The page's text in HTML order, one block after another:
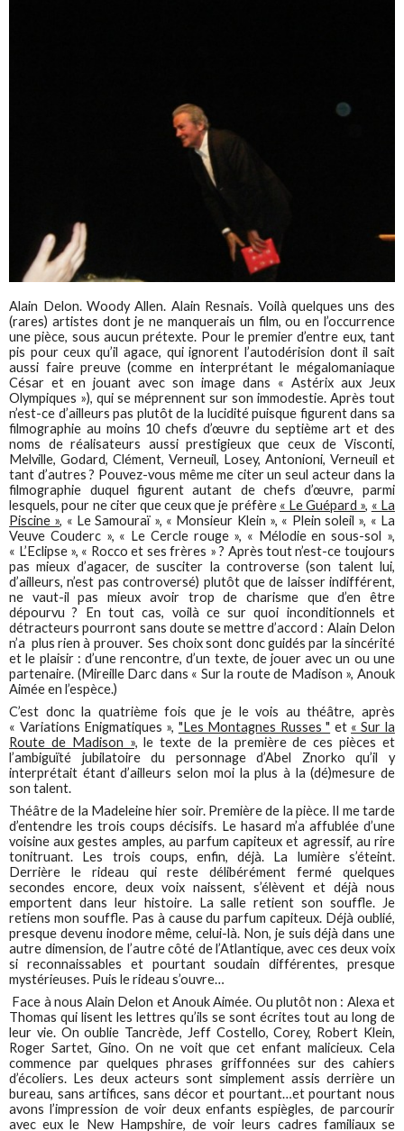
Alain Delon. Woody Allen. Alain Resnais. Voilà quelques uns des
(rares) artistes dont je ne manquerais un film, ou en l’occurrence
une pièce, sous aucun prétexte. Pour le premier d’entre eux, tant
pis pour ceux qu’il agace, qui ignorent l’autodérision dont il sait
aussi faire preuve (comme en interprétant le mégalomaniaque
César et en jouant avec son image dans « Astérix aux Jeux
Olympiques »), qui se méprennent sur son immodestie. Après tout
n’est-ce d’ailleurs pas plutôt de la lucidité puisque figurent dans sa
filmographie au moins 10 chefs d’œuvre du septième art et des
noms de réalisateurs aussi prestigieux que ceux de Visconti,
Melville, Godard, Clément, Verneuil, Losey, Antonioni, Verneuil et
tant d’autres ? Pouvez-vous même me citer un seul acteur dans la
filmographie duquel figurent autant de chefs d’œuvre, parmi
lesquels, pour ne citer que ceux que je préfère « Le Guépard », « La
Piscine », « Le Samouraï », « Monsieur Klein », « Plein soleil », « La
Veuve Couderc », « Le Cercle rouge », « Mélodie en sous-sol »,
« L’Eclipse », « Rocco et ses frères » ? Après tout n’est-ce toujours
pas mieux d’agacer, de susciter la controverse (son talent lui,
d’ailleurs, n’est pas controversé) plutôt que de laisser indifférent,
ne vaut-il pas mieux avoir trop de charisme que d’en être
dépourvu ? En tout cas, voilà ce sur quoi inconditionnels et
détracteurs pourront sans doute se mettre d’accord : Alain Delon
n’a plus rien à prouver. Ses choix sont donc guidés par la sincérité
et le plaisir : d’une rencontre, d’un texte, de jouer avec un ou une
partenaire. (Mireille Darc dans « Sur la route de Madison », Anouk
Aimée en l’espèce.)
C’est donc la quatrième fois que je le vois au théâtre, après
« Variations Enigmatiques », "Les Montagnes Russes " et « Sur la
Route de Madison », le texte de la première de ces pièces et
l’ambiguïté jubilatoire du personnage d’Abel Znorko qu’il y
interprétait étant d’ailleurs selon moi la plus à la (dé)mesure de
son talent.
Théâtre de la Madeleine hier soir. Première de la pièce. Il me tarde
d’entendre les trois coups décisifs. Le hasard m’a affublée d’une
voisine aux gestes amples, au parfum capiteux et agressif, au rire
tonitruant. Les trois coups, enfin, déjà. La lumière s’éteint.
Derrière le rideau qui reste délibérément fermé quelques
secondes encore, deux voix naissent, s’élèvent et déjà nous
emportent dans leur histoire. La salle retient son souffle. Je
retiens mon souffle. Pas à cause du parfum capiteux. Déjà oublié,
presque devenu inodore même, celui-là. Non, je suis déjà dans une
autre dimension, de l’autre côté de l’Atlantique, avec ces deux voix
si reconnaissables et pourtant soudain différentes, presque
mystérieuses. Puis le rideau s’ouvre…
Face à nous Alain Delon et Anouk Aimée. Ou plutôt non : Alexa et
Thomas qui lisent les lettres qu’ils se sont écrites tout au long de
leur vie. On oublie Tancrède, Jeff Costello, Corey, Robert Klein,
Roger Sartet, Gino. On ne voit que cet enfant malicieux. Cela
commence par quelques phrases griffonnées sur des cahiers
d’écoliers. Les deux acteurs sont simplement assis derrière un
bureau, sans artifices, sans décor et pourtant…et pourtant nous
avons l’impression de voir deux enfants espiègles, de parcourir
avec eux le New Hampshire, de voir leurs cadres familiaux se